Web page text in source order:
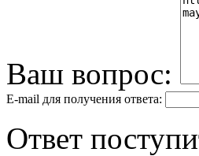
Ваш вопрос:
E-mail для получения ответа:
Ответ